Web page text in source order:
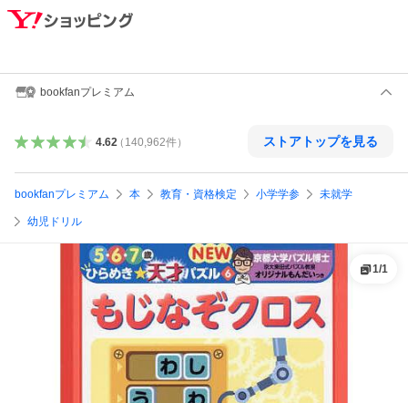
bookfanプレミアム
4.62（ 140,962件） ストアトップを見る
bookfanプレミアム 本 教育・資格検定 小学学参 未就学
幼児ドリル
1/1